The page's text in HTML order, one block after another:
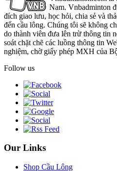
Nam. Vnbadminton
đích giao lưu, học hỏi, chia sẻ và
đến cầu lông. Chúng tôi sẽ không
do thành viên đưa lên trừ thông tin
soát chặt chẽ các luồng thông tin
nghiệm, chờ giấy phép MXH của
Follow us
Our Links
Shop Cầu Lông